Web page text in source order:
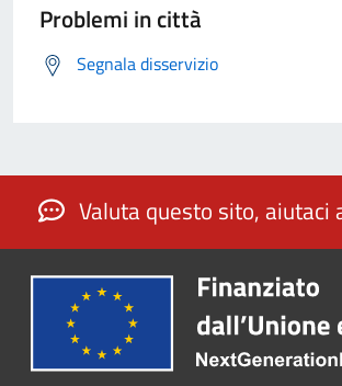
Problemi in città
Segnala disservizio
Valuta questo sito, aiutaci